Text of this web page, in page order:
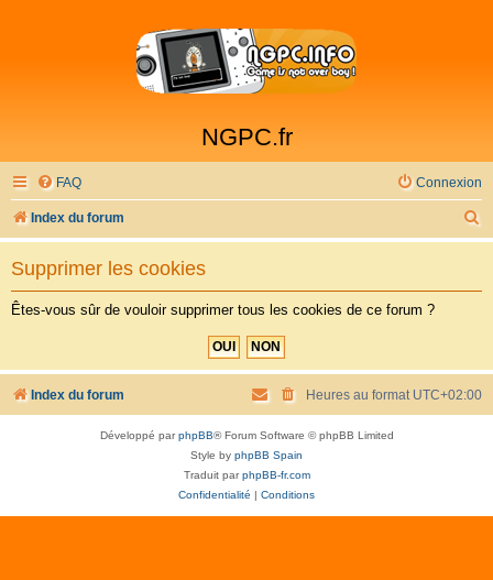
NGPC.fr
FAQ Connexion
Index du forum
e
h
Supprimer les cookies
Êtes-vous sûr de vouloir supprimer tous les cookies de ce forum ?
Index du forum Heures au format UTC+02:00
Développé parphpBB® Forum Software © phpBB Limited
Style by phpBB Spain
Traduit parphpBB-fr.com
Confidentialité | Conditions